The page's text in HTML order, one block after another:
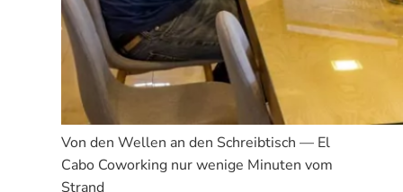
Von den Wellen an den Schreibtisch — El
Cabo Coworking nur wenige Minuten vom
Strand